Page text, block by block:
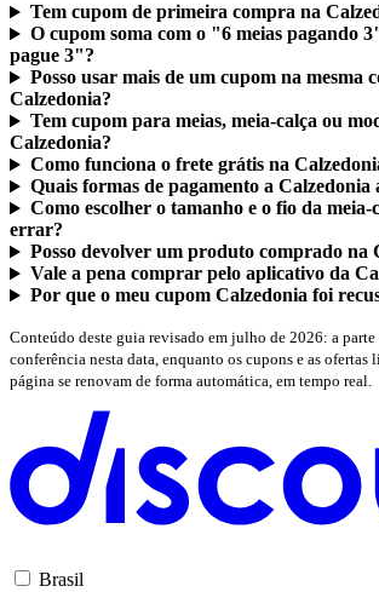
Tem cupom de primeira compra na
O cupom soma com o "6 meias pagando
pague 3"?
Posso usar mais de um cupom na mesma
Calzedonia?
Tem cupom para meias, meia-calça ou
Calzedonia?
Como funciona o frete grátis na
Quais formas de pagamento a Calzedonia
Como escolher o tamanho e o fio da meia-
errar?
Posso devolver um produto comprado na
Vale a pena comprar pelo aplicativo da
Por que o meu cupom Calzedonia foi
Conteúdo deste guia revisado em julho de 2026: a parte
conferência nesta data, enquanto os cupons e as ofertas
página se renovam de forma automática, em tempo real.
Brasil